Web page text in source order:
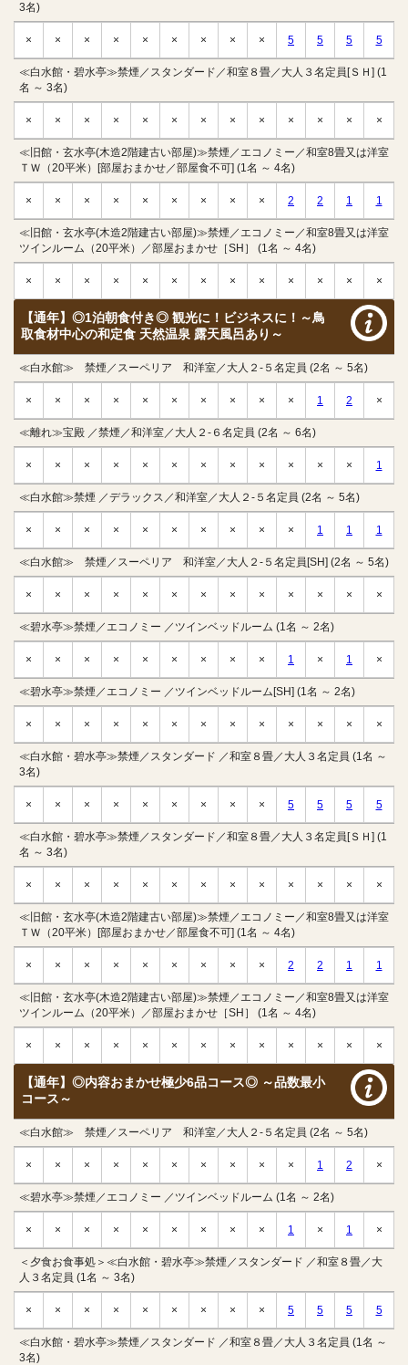
3名)
× × × × × × × × × 5 5 5 5
≪白水館・碧水亭≫禁煙／スタンダード／和室８畳／大人３名定員[ＳＨ] (1
名 ～ 3名)
× × × × × × × × × × × × ×
≪旧館・玄水亭(木造2階建古い部屋)≫禁煙／エコノミー／和室8畳又は洋室
ＴＷ（20平米）[部屋おまかせ／部屋食不可] (1名 ～ 4名)
× × × × × × × × × 2 2 1 1
≪旧館・玄水亭(木造2階建古い部屋)≫禁煙／エコノミー／和室8畳又は洋室
ツインルーム（20平米）／部屋おまかせ［SH］ (1名 ～ 4名)
× × × × × × × × × × × × ×
【通年】◎1泊朝食付き◎ 観光に！ビジネスに！～鳥
取食材中心の和定食 天然温泉 露天風呂あり～
≪白水館≫ 禁煙／スーペリア 和洋室／大人２-５名定員 (2名 ～ 5名)
× × × × × × × × × × 1 2 ×
≪離れ≫宝殿 ／禁煙／和洋室／大人２-６名定員 (2名 ～ 6名)
× × × × × × × × × × × × 1
≪白水館≫禁煙 ／デラックス／和洋室／大人２-５名定員 (2名 ～ 5名)
× × × × × × × × × × 1 1 1
≪白水館≫ 禁煙／スーペリア 和洋室／大人２-５名定員[SH] (2名 ～ 5名)
× × × × × × × × × × × × ×
≪碧水亭≫禁煙／エコノミー ／ツインベッドルーム (1名 ～ 2名)
× × × × × × × × × 1 × 1 ×
≪碧水亭≫禁煙／エコノミー ／ツインベッドルーム[SH] (1名 ～ 2名)
× × × × × × × × × × × × ×
≪白水館・碧水亭≫禁煙／スタンダード ／和室８畳／大人３名定員 (1名 ～
3名)
× × × × × × × × × 5 5 5 5
≪白水館・碧水亭≫禁煙／スタンダード／和室８畳／大人３名定員[ＳＨ] (1
名 ～ 3名)
× × × × × × × × × × × × ×
≪旧館・玄水亭(木造2階建古い部屋)≫禁煙／エコノミー／和室8畳又は洋室
ＴＷ（20平米）[部屋おまかせ／部屋食不可] (1名 ～ 4名)
× × × × × × × × × 2 2 1 1
≪旧館・玄水亭(木造2階建古い部屋)≫禁煙／エコノミー／和室8畳又は洋室
ツインルーム（20平米）／部屋おまかせ［SH］ (1名 ～ 4名)
× × × × × × × × × × × × ×
【通年】◎内容おまかせ極少6品コース◎ ～品数最小
コース～
≪白水館≫ 禁煙／スーペリア 和洋室／大人２-５名定員 (2名 ～ 5名)
× × × × × × × × × × 1 2 ×
≪碧水亭≫禁煙／エコノミー ／ツインベッドルーム (1名 ～ 2名)
× × × × × × × × × 1 × 1 ×
＜夕食お食事処＞≪白水館・碧水亭≫禁煙／スタンダード ／和室８畳／大
人３名定員 (1名 ～ 3名)
× × × × × × × × × 5 5 5 5
≪白水館・碧水亭≫禁煙／スタンダード ／和室８畳／大人３名定員 (1名 ～
3名)